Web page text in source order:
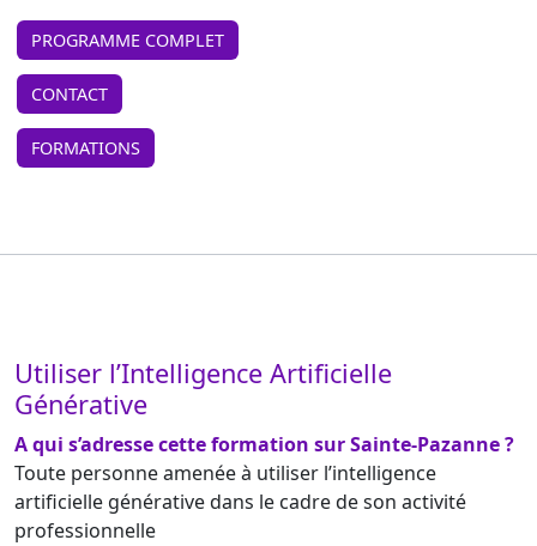
PROGRAMME COMPLET
CONTACT
FORMATIONS
Utiliser l’Intelligence Artificielle
Générative
A qui s’adresse cette formation sur Sainte-Pazanne ?
Toute personne amenée à utiliser l’intelligence
artificielle générative dans le cadre de son activité
professionnelle